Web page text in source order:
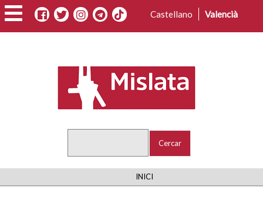
Vés
al
contingut
Castellano Valencià
FIL
INICI